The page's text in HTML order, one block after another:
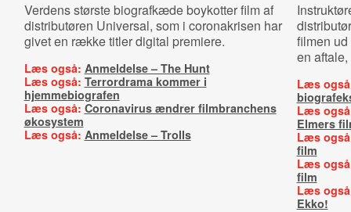
Verdens største biografkæde boykotter film af
distributøren Universal, som i coronakrisen har
givet en række titler digital premiere.
Læs også: Anmeldelse – The Hunt
Læs også: Terrordrama kommer i
hjemmebiografen
Læs også: Coronavirus ændrer filmbranchens
økosystem
Læs også: Anmeldelse – Trolls
filmen
en
Læs
Læs
Elmers
Læs
film
Læs
film
Læs
Ekko!